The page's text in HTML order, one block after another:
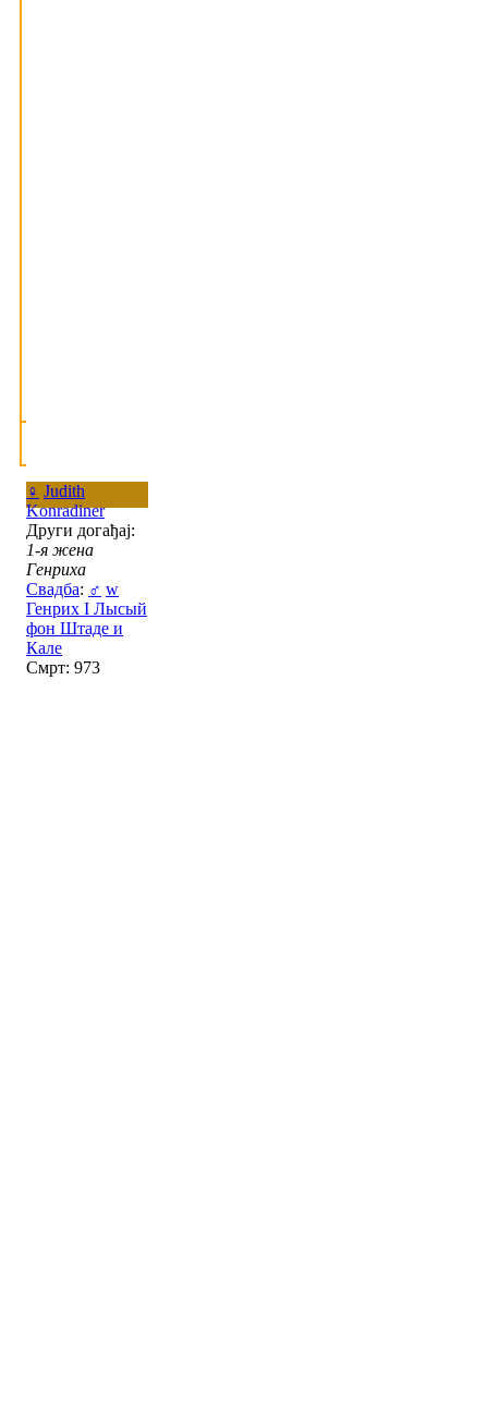
♀ Judith
Konradiner
Други догађај:
1-я жена
Генриха
Свадба: ♂ w
Генрих I Лысый
фон Штаде и
Кале
Смрт: 973